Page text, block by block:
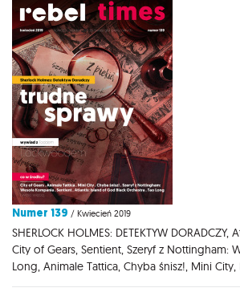
Numer 139 / Kwiecień 2019
SHERLOCK HOLMES: DETEKTYW
City of Gears, Sentient, Szeryf z Nottingham:
Long, Animale Tattica, Chyba śnisz!, Mini City,